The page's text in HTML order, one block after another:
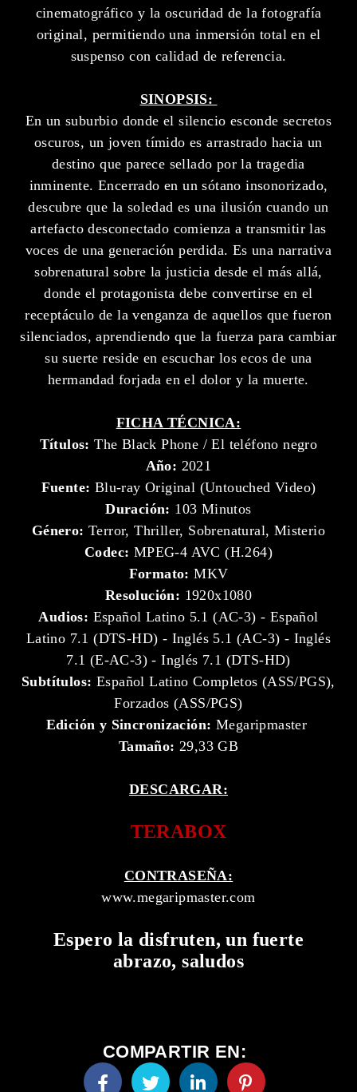
cinematográfico y la oscuridad de la fotografía
original, permitiendo una inmersión total en el
suspenso con calidad de referencia.
SINOPSIS:
En un suburbio donde el silencio esconde secretos
oscuros, un joven tímido es arrastrado hacia un
destino que parece sellado por la tragedia
inminente. Encerrado en un sótano insonorizado,
descubre que la soledad es una ilusión cuando un
artefacto desconectado comienza a transmitir las
voces de una generación perdida. Es una narrativa
sobrenatural sobre la justicia desde el más allá,
donde el protagonista debe convertirse en el
receptáculo de la venganza de aquellos que fueron
silenciados, aprendiendo que la fuerza para cambiar
su suerte reside en escuchar los ecos de una
hermandad forjada en el dolor y la muerte.
FICHA TÉCNICA:
Títulos: The Black Phone / El teléfono negro
Año: 2021
Fuente: Blu-ray Original (Untouched Video)
Duración: 103 Minutos
Género:Terror, Thriller, Sobrenatural, Misterio
Codec: MPEG-4 AVC (H.264)
Formato: MKV
Resolución: 1920x1080
Audios: Español Latino 5.1 (AC-3) - Español
Latino 7.1 (DTS-HD) - Inglés 5.1 (AC-3) - Inglés
7.1 (E-AC-3) - Inglés 7.1 (DTS-HD)
Subtítulos: Español Latino Completos (ASS/PGS),
Forzados (ASS/PGS)
Edición y Sincronización: Megaripmaster
Tamaño: 29,33 GB
DESCARGAR:
TERABOX
CONTRASEÑA:
www.megaripmaster.com
Espero la disfruten, un fuerte
abrazo, saludos
COMPARTIR EN: